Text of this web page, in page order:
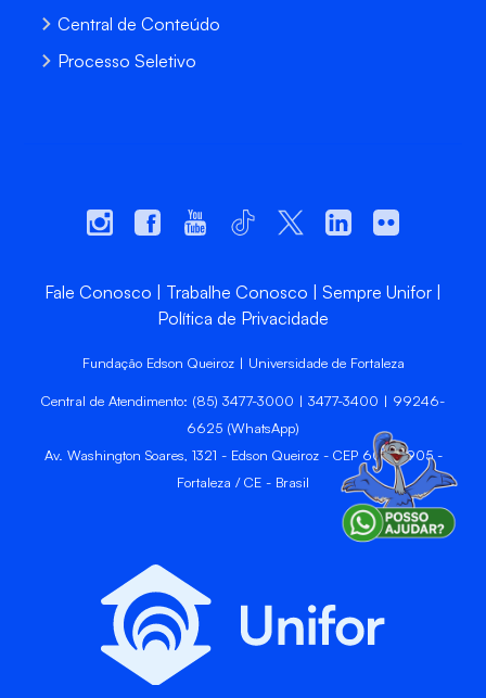
Central de Conteúdo
Processo Seletivo
Fale Conosco Trabalhe Conosco
Sempre Unifor
Política de Privacidade
Fundação Edson Queiroz | Universidade de Fortaleza
Central de Atendimento: (85) 3477-3000 | 3477-3400 | 99246-
6625 (WhatsApp)
Av. Washington Soares, 1321 - Edson Queiroz - CEP 60811-905 -
Fortaleza / CE - Brasil